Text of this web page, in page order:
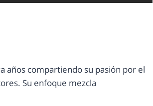
años compartiendo su pasión por el
Su enfoque mezcla